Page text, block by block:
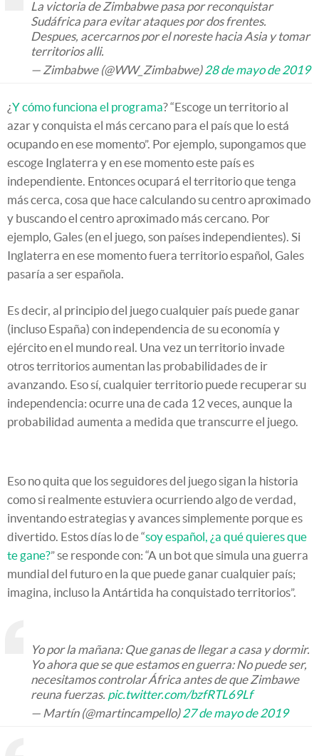
La victoria de Zimbabwe pasa por reconquistar
Sudáfrica para evitar ataques por dos frentes.
Despues, acercarnos por el noreste hacia Asia y tomar
territorios alli.
— Zimbabwe (@WW_Zimbabwe)28 de mayo de 2019
¿Y cómo funciona el programa? “Escoge un territorio al
azar y conquista el más cercano para el país que lo está
ocupando en ese momento”. Por ejemplo, supongamos que
escoge Inglaterra y en ese momento este país es
independiente. Entonces ocupará el territorio que tenga
más cerca, cosa que hace calculando su centro aproximado
y buscando el centro aproximado más cercano. Por
ejemplo, Gales (en el juego, son países independientes). Si
Inglaterra en ese momento fuera territorio español, Gales
pasaría a ser española.
Es decir, al principio del juego cualquier país puede ganar
(incluso España) con independencia de su economía y
ejército en el mundo real. Una vez un territorio invade
otros territorios aumentan las probabilidades de ir
avanzando. Eso sí, cualquier territorio puede recuperar su
independencia: ocurre una de cada 12 veces, aunque la
probabilidad aumenta a medida que transcurre el juego.
Eso no quita que los seguidores del juego sigan la historia
como si realmente estuviera ocurriendo algo de verdad,
inventando estrategias y avances simplemente porque es
divertido. Estos días lo de “soy español, ¿a qué quieres que
te gane?” se responde con: “A un bot que simula una guerra
mundial del futuro en la que puede ganar cualquier país;
imagina, incluso la Antártida ha conquistado territorios”.
Yo por la mañana: Que ganas de llegar a casa y dormir.
Yo ahora que se que estamos en guerra: No puede ser,
necesitamos controlar África antes de que Zimbawe
reuna fuerzas. pic.twitter.com/bzfRTL69Lf
— Martín (@martincampello)27 de mayo de 2019